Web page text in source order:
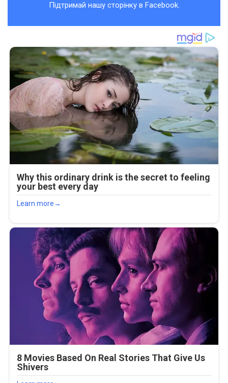
Підтримай нашу сторінку в Facebook.